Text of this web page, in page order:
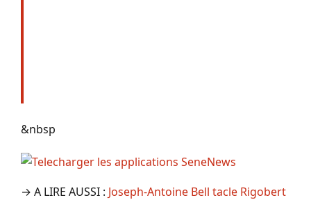
&nbsp
→ A LIRE AUSSI : Joseph-Antoine Bell tacle Rigobert